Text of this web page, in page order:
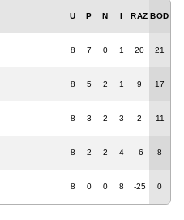
U P N I RAZ BOD
8 7 0 1 20 21
8 5 2 1 9 17
8 3 2 3 2 11
8 2 2 4 -6 8
8 0 0 8 -25 0